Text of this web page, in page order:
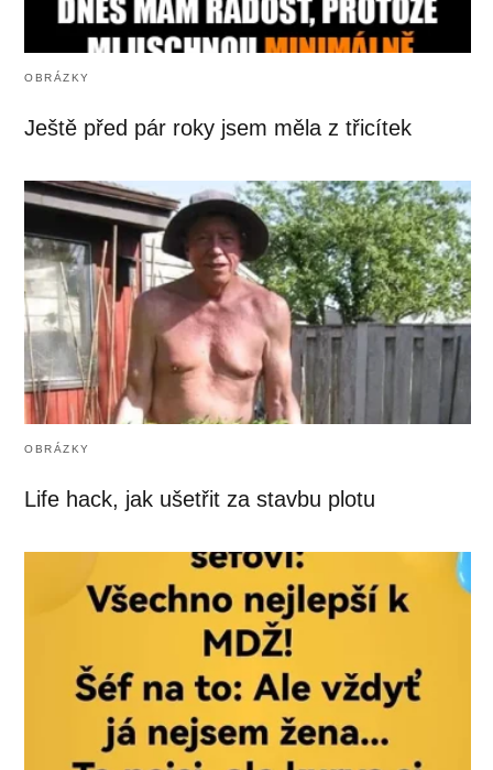
OBRÁZKY
Ještě před pár roky jsem měla z třicítek
OBRÁZKY
Life hack, jak ušetřit za stavbu plotu